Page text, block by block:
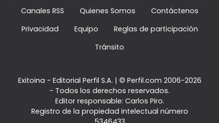
Canales RSS Quienes Somos
Contáctenos
Privacidad
Equipo
Reglas de participación
Tránsito
Exitoina - Editorial Perfil S.A. | © Perfil.com 2006-2026
- Todos los derechos reservados.
Editor responsable: Carlos Piro.
Registro de la propiedad intelectual número